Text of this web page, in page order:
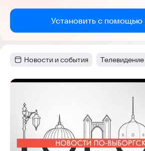
Установить с помощью
Категория :
Новости и события Тег:
Телевидение
Скриншоты